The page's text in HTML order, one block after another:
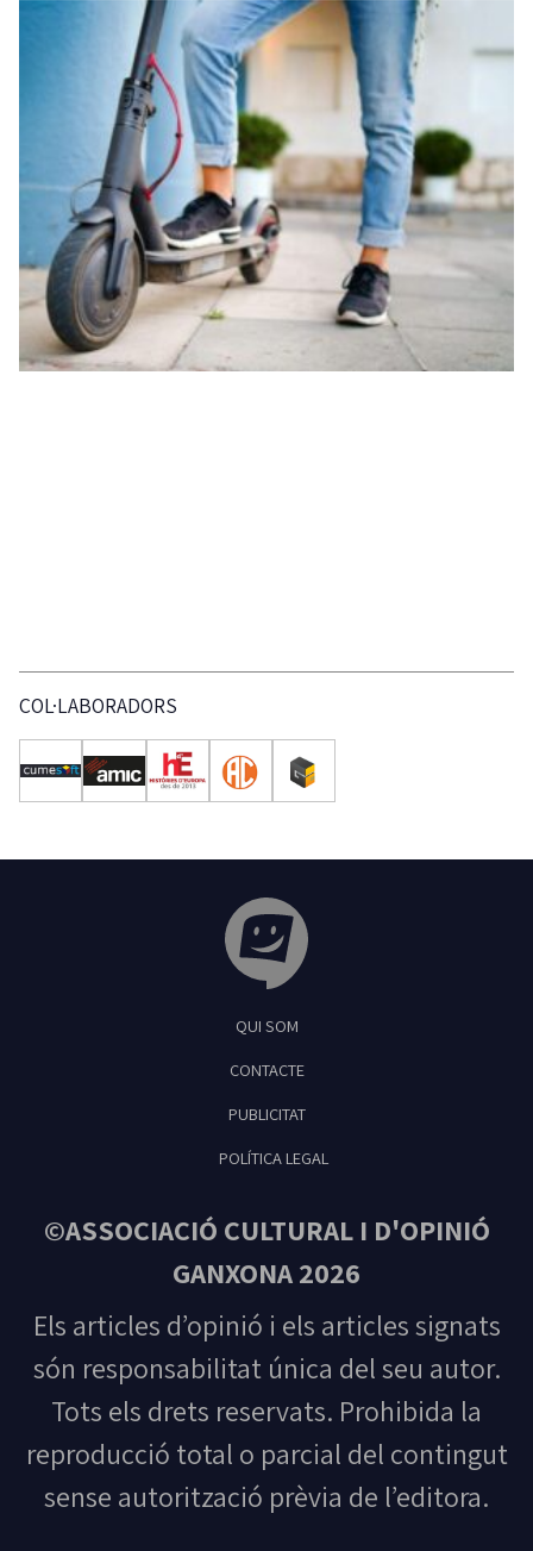
COL·LABORADORS
Feliu de Guíxols
QUI SOM
CONTACTE
PUBLICITAT
POLÍTICA LEGAL
©ASSOCIACIÓ CULTURAL I D'OPINIÓ
GANXONA 2026
Els articles d’opinió i els articles signats
són responsabilitat única del seu autor.
Tots els drets reservats. Prohibida la
reproducció total o parcial del contingut
sense autorització prèvia de l’editora.